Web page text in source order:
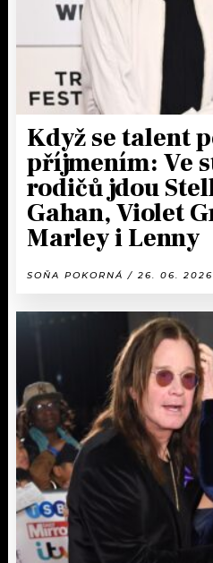
Když se talent
příjmením: Ve
rodičů jdou
Gahan, Violet
Marley i Lenny
SOŇA POKORNÁ / 26. 06. 2026